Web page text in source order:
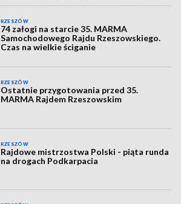
RZESZÓW
74 załogi na starcie 35. MARMA
Samochodowego Rajdu Rzeszowskiego.
Czas na wielkie ściganie
RZESZÓW
Ostatnie przygotowania przed 35.
MARMA Rajdem Rzeszowskim
RZESZÓW
Rajdowe mistrzostwa Polski - piąta runda
na drogach Podkarpacia